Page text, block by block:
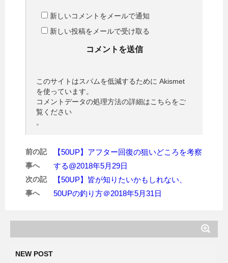
新しいコメントをメールで通知
新しい投稿をメールで受け取る
このサイトはスパムを低減するために Akismet
を使っています。
コメントデータの処理方法の詳細はこちらをご
覧ください
。
前の記
事へ
【50UP】アフター回復の狙いどころを考察
する@2018年5月29日
次の記
事へ
【50UP】皆が知りたいかもしれない、
50UPの釣り方＠2018年5月31日
NEW POST